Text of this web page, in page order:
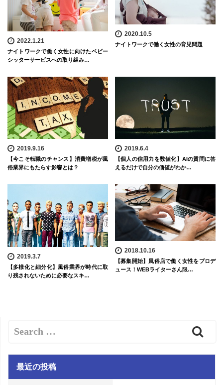
2022.1.21
ナイトワークで働く女性に向けたベビー
シッターサービスへの取り組み…
2020.10.5
ナイトワークで働く女性の育児問題
2019.9.16
【今こそ転職のチャンス】消費増税が風
俗業界にもたらす影響とは？
2019.6.4
【個人の信用力を数値化】AIの質問に答
えるだけで自分の価値がわか…
2019.3.7
【多様化と細分化】風俗業界が時代に取
り残されないために必要なスキ…
2018.10.16
【募集開始】風俗店で働く女性をプロデ
ュース！WEBライターさん限…
最近の投稿